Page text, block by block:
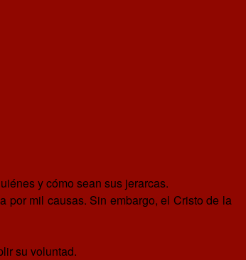
y cómo sean sus jerarcas.
por mil causas. Sin embargo, el Cristo de la
su voluntad.